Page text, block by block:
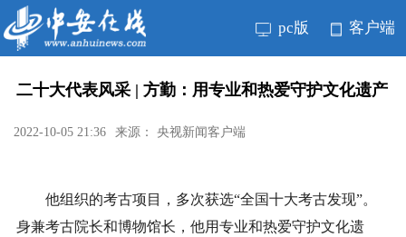
pc版 客户端
二十大代表风采 | 方勤：用专业和热爱守护文化遗产
2022-10-05 21:36 来源： 央视新闻客户端
他组织的考古项目，多次获选“全国十大考古发现”。
身兼考古院长和博物馆长，他用专业和热爱守护文化遗